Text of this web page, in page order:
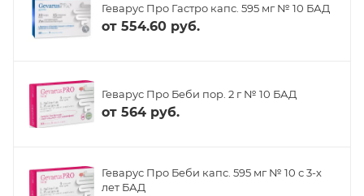
Геварус Про Гастро капс. 595 мг № 10 БАД
от 554.60 руб.
Геварус Про Беби пор. 2 г № 10 БАД
от 564 руб.
Геварус Про Беби капс. 595 мг № 10 с 3-х
лет БАД